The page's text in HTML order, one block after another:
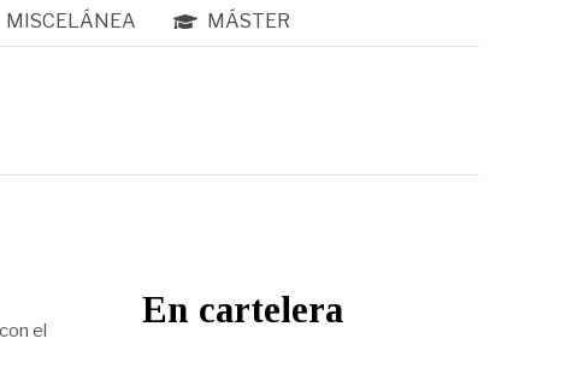
MISCELÁNEA MÁSTER
el
En cartelera